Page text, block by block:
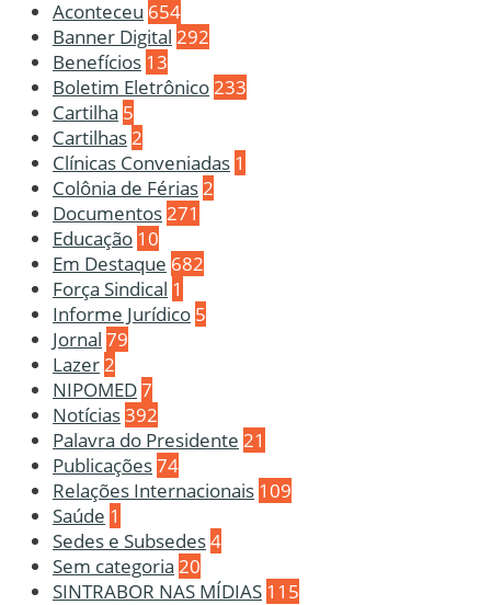
Aconteceu 654
Banner Digital 292
Benefícios 13
Boletim Eletrônico 233
Cartilha 5
Cartilhas 2
Clínicas Conveniadas 1
Colônia de Férias 2
Documentos 271
Educação 10
Em Destaque 682
Força Sindical 1
Informe Jurídico 5
Jornal 79
Lazer 2
NIPOMED7
Notícias392
Palavra do Presidente 21
Publicações74
Relações Internacionais 109
Saúde 1
Sedes e Subsedes4
Sem categoria 20
SINTRABOR NAS MÍDIAS 115